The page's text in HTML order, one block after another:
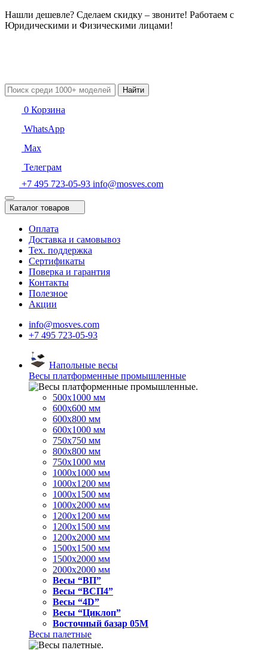
Нашли дешевле? Сделаем скидку – звоните! Работаем с
Юридическими и Физическими лицами!
Найти
0 Корзина
WhatsApp
Max
Телеграм
+7 495 723-05-93 info@mosves.com
Каталог товаров
Оплата
Доставка и самовывоз
Тех. поддержка
Сертификаты
Поверка и гарантия
Контакты
Полезное
Акции
info@mosves.com
+7 495 723-05-93
Напольные весы
Весы платформенные промышленные
500x1000 мм
600x600 мм
600x800 мм
600x1000 мм
750x750 мм
800x800 мм
750x1000 мм
1000x1000 мм
1000x1200 мм
1000x1500 мм
1000x2000 мм
1200x1200 мм
1200x1500 мм
1200x2000 мм
1500x1500 мм
1500x2000 мм
2000x2000 мм
Весы “ВП”
Весы “ВСП4”
Весы “4D”
Весы “Циклоп”
Восточный базар 05M
Весы палетные